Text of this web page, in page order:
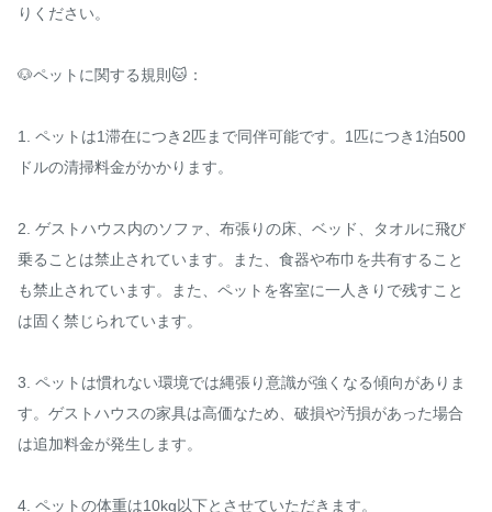
りください。
🐶ペットに関する規則🐱：
1. ペットは1滞在につき2匹まで同伴可能です。1匹につき1泊500
ドルの清掃料金がかかります。
2. ゲストハウス内のソファ、布張りの床、ベッド、タオルに飛び
乗ることは禁止されています。また、食器や布巾を共有すること
も禁止されています。また、ペットを客室に一人きりで残すこと
は固く禁じられています。
3. ペットは慣れない環境では縄張り意識が強くなる傾向がありま
す。ゲストハウスの家具は高価なため、破損や汚損があった場合
は追加料金が発生します。
4. ペットの体重は10kg以下とさせていただきます。